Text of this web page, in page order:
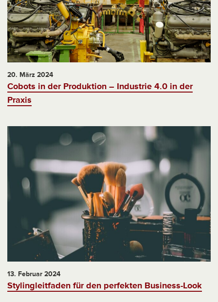
20. März 2024
Cobots in der Produktion – Industrie 4.0 in der
Praxis
13. Februar 2024
Stylingleitfaden für den perfekten Business-Look